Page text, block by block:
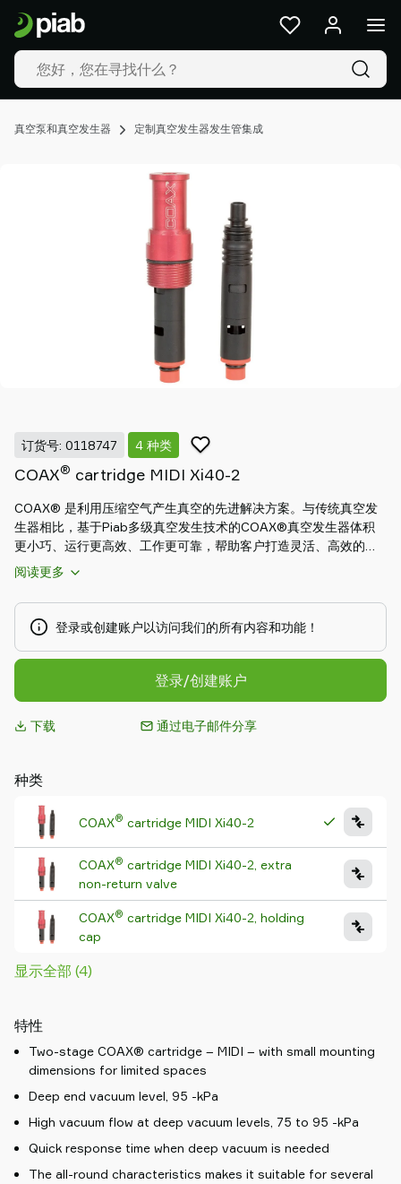
真空泵和真空发生器 定制真空发生器发生管集成
订货号: 0118747 4 种类
COAX® cartridge MIDI Xi40-2
COAX® 是利用压缩空气产生真空的先进解决方案。与传统真空发
生器相比，基于Piab多级真空发生技术的COAX®真空发生器体积
更小巧、运行更高效、工作更可靠，帮助客户打造灵活、高效的模
块化真空系统，满足自身独特的应用需求。MICRO二级COAX® 真
空发生器可能是世界上最小的多级真空发生器，质量轻盈，在高速
拾取和放置小型物体的应用中，可直接安装在吸点附近，降低损
耗。MINI二级COAX® 真空发生器拥有小巧的安装尺寸，MINI三级
COAX®真空发生器则拥有极高的初始真空流量。MIDI二级COAX®
真空发生器拥有小巧的安装尺寸，MIDI三级COAX®真空发生器则
拥有极高的初始真空流量。MIDI真空发生器也具有高效的吹气功
能，适用于大体积容器的快速排空：
阅读更多
登录或创建账户以访问我们的所有内容和功能！
登录/创建账户
下载 通过电子邮件分享
种类
COAX® cartridge MIDI Xi40-2
COAX® cartridge MIDI Xi40-2, extra
non-return valve
COAX® cartridge MIDI Xi40-2, holding
cap
显示全部 (4)
特性
Two-stage COAX® cartridge – MIDI – with small mounting
dimensions for limited spaces
Deep end vacuum level, 95 -kPa
High vacuum flow at deep vacuum levels, 75 to 95 -kPa
Quick response time when deep vacuum is needed
The all-round characteristics makes it suitable for several
产
品
及
解
决
案
Group
联
我
们
支
持
寻
找
合
Old